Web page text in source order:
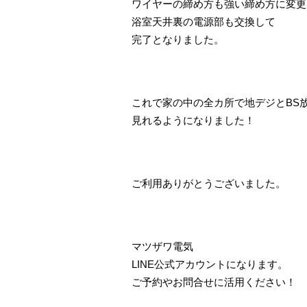
ワイヤーの締め方も強い締め方に変
浴室天井裏の電源部も交換して
完了となりました。
これで家の中の全カ所で地デジとBS
見れるようになりました！
ご利用ありがとうございました。
マツザワ電気
LINE公式アカウントになります。
ご予約やお問合せに活用ください！